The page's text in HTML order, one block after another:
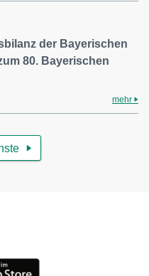
der Bayerischen
80. Bayerischen
mehr
